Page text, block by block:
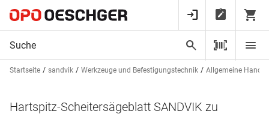
Startseite sandvik Werkzeuge und Befestigungstechnik Allgemeine
Hartspitz-Scheitersägeblatt SANDVIK zu